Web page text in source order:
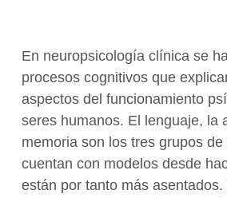
En neuropsicología clínica se
procesos cognitivos que
aspectos del funcionamiento
seres humanos. El lenguaje, la
memoria son los tres grupos
cuentan con modelos desde
están por tanto más asentados.